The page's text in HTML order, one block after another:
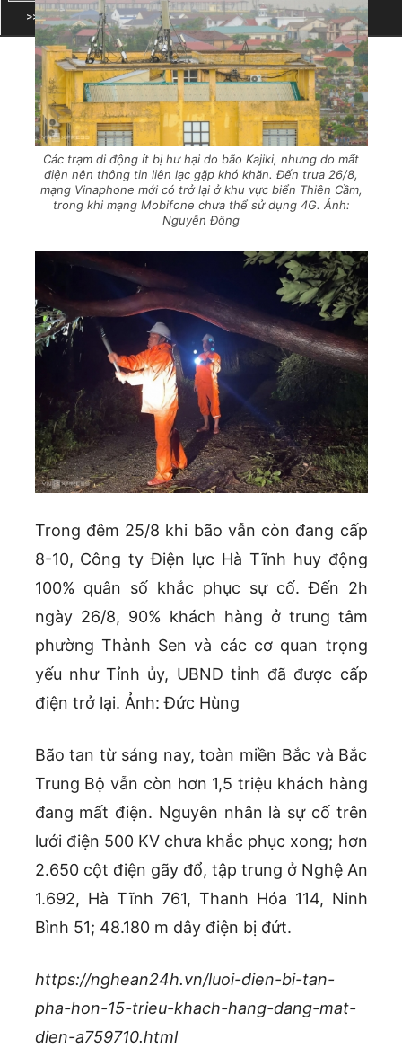
Các trạm di động ít bị hư hại do bão Kajiki, nhưng do mất
điện nên thông tin liên lạc gặp khó khăn. Đến trưa 26/8,
mạng Vinaphone mới có trở lại ở khu vực biển Thiên Cầm,
trong khi mạng Mobifone chưa thể sử dụng 4G. Ảnh:
Nguyễn Đông
Trong đêm 25/8 khi bão vẫn còn đang cấp
8-10, Công ty Điện lực Hà Tĩnh huy động
100% quân số khắc phục sự cố. Đến 2h
ngày 26/8, 90% khách hàng ở trung tâm
phường Thành Sen và các cơ quan trọng
yếu như Tỉnh ủy, UBND tỉnh đã được cấp
điện trở lại. Ảnh: Đức Hùng
Bão tan từ sáng nay, toàn miền Bắc và Bắc
Trung Bộ vẫn còn hơn 1,5 triệu khách hàng
đang mất điện. Nguyên nhân là sự cố trên
lưới điện 500 KV chưa khắc phục xong; hơn
2.650 cột điện gãy đổ, tập trung ở Nghệ An
1.692, Hà Tĩnh 761, Thanh Hóa 114, Ninh
Bình 51; 48.180 m dây điện bị đứt.
https://nghean24h.vn/luoi-dien-bi-tan-
pha-hon-15-trieu-khach-hang-dang-mat-
dien-a759710.html